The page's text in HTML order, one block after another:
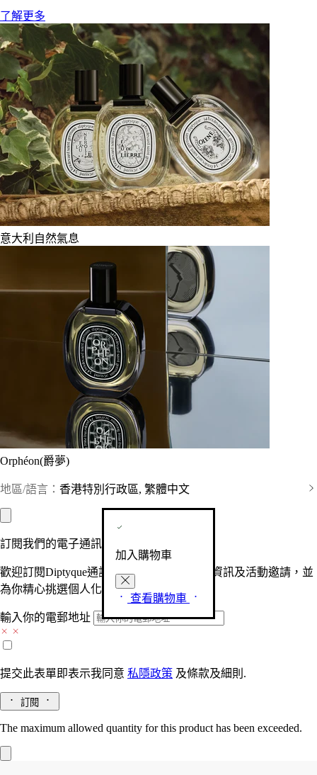
了解更多
意大利自然氣息
Orphéon(爵夢)
地區/語言： 香港特別行政區, 繁體中文
加入購物車
查看購物車
訂閱我們的電子通訊
歡迎訂閱Diptyque通訊，接收品牌最新產品資訊及活動邀請，並
為你精心挑選個人化的驚喜及禮物。
輸入你的電郵地址
提交此表單即表示我同意 私隱政策 及條款及細則.
訂閱
The maximum allowed quantity for this product has been exceeded.